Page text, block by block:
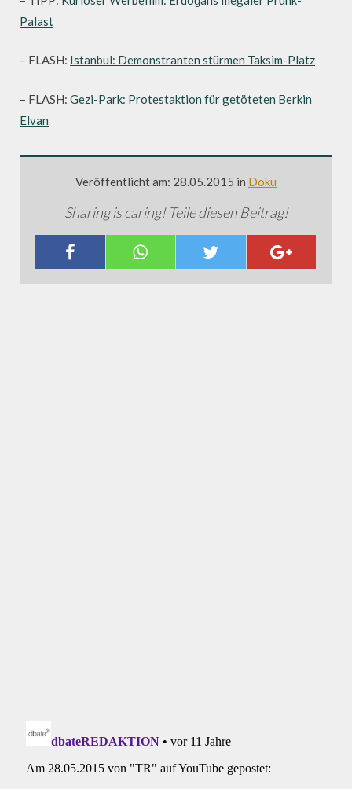
Palast
– FLASH: Istanbul: Demonstranten stürmen Taksim-Platz
– FLASH: Gezi-Park: Protestaktion für getöteten Berkin
Elvan
Veröffentlicht am: 28.05.2015 in Doku
Sharing is caring! Teile diesen Beitrag!